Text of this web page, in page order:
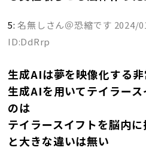
5:名無しさん＠恐縮です 2024/
ID:DdRrp
生成AIは夢を映像化する
生成AIを用いてテイラー
のは
テイラースイフトを脳内
と大きな違いは無い